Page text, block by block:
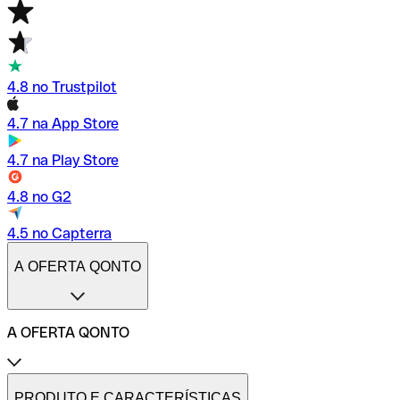
4.8 no Trustpilot
4.7 na App Store
4.7 na Play Store
4.8 no G2
4.5 no Capterra
A OFERTA QONTO
A OFERTA QONTO
Tarifas